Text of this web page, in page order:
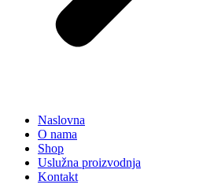
Naslovna
O nama
Shop
Uslužna proizvodnja
Kontakt